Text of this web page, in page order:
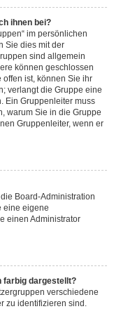
ihnen bei?
im persönlichen
Sie dies mit der
sind allgemein
können geschlossen
ist, können Sie ihr
verlangt die Gruppe eine
Ein Gruppenleiter muss
warum Sie in die Gruppe
Gruppenleiter, wenn er
Board-Administration
eine eigene
einen Administrator
farbig dargestellt?
verschiedene
zu identifizieren sind.